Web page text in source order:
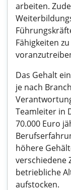
arbeiten.
Fähigkeiten
Das Gehalt
je nach
Teamleiter in
70.000 Euro
höhere
verschiedene
betriebliche
aufstocken.